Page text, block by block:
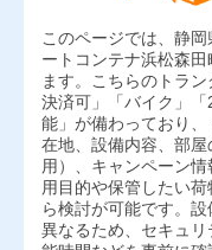
このページでは、静
ートコンテナ浜松森
ます。こちらのトラ
決済可」「バイク」
能」が備わっており
在地、設備内容、部
用）、キャンペーン
用目的や保管したい
ら検討が可能です。
異なるため、セキュ